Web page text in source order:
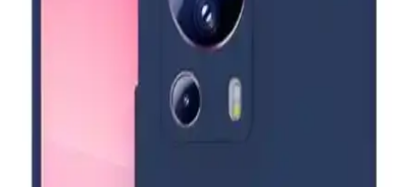
Baseus Kablosuz Şarj Teknolojisi: Yenilikçi ve
Baseus'un çeşitli kablosuz şarj çözümleri, hızlı ve güvenli şarj
imkanı sunar, şık tasarımlarıyla günlük hayatınızı kolaylaştırır ve çok